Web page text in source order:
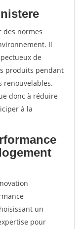
des normes
Il
de
produits pendant
renouvelables.
donc à réduire
à la
un
pour